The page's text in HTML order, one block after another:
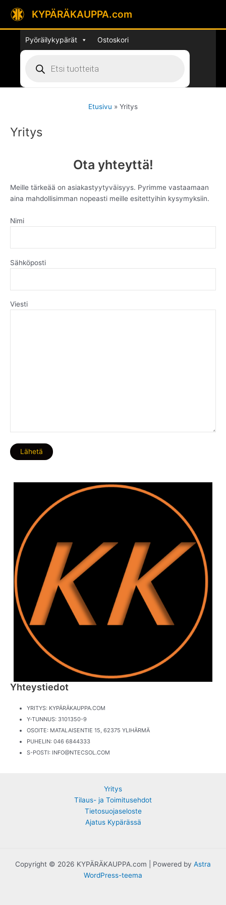
sisältöön
KYPÄRÄKAUPPA.com
Pyöräilykypärät Ostoskori
search
Etusivu Yritys
Yritys
Ota yhteyttä!
Meille tärkeää on asiakastyytyväisyys. Pyrimme vastaamaan
aina mahdollisimman nopeasti meille esitettyihin kysymyksiin.
Nimi
Sähköposti
Viesti
Yhteystiedot
YRITYS: KYPÄRÄKAUPPA.COM
Y-TUNNUS: 3101350-9
OSOITE: MATALAISENTIE 15, 62375 YLIHÄRMÄ
PUHELIN: 046 6844333
S-POSTI: INFO@NTECSOL.COM
Yritys
Tilaus- ja Toimitusehdot
Tietosuojaseloste
Ajatus Kypärässä
Copyright © 2026 KYPÄRÄKAUPPA.com | Powered by Astra
WordPress-teema